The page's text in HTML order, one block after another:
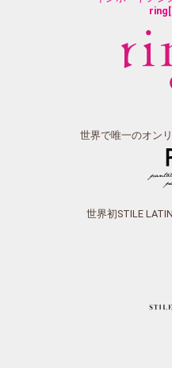
ring[
世界で唯一のオン
世界初STILE